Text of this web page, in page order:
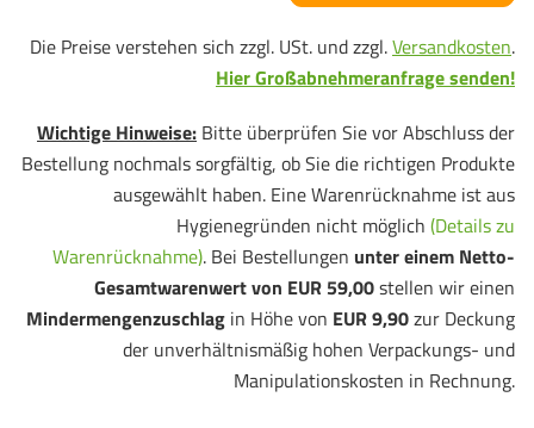
Die Preise verstehen sich zzgl. USt. und zzgl.Versandkosten.
Hier Großabnehmeranfrage senden!
Wichtige Hinweise: Bitte überprüfen Sie vor Abschluss der
Bestellung nochmals sorgfältig, ob Sie die richtigen Produkte
ausgewählt haben. Eine Warenrücknahme ist aus
Hygienegründen nicht möglich (Details zu
Warenrücknahme). Bei Bestellungen unter einem Netto-
Gesamtwarenwert von EUR 59,00stellen wir einen
Mindermengenzuschlag in Höhe von EUR 9,90zur Deckung
der unverhältnismäßig hohen Verpackungs- und
Manipulationskosten in Rechnung.